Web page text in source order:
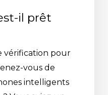
il prêt
vérification pour
vous de
intelligents